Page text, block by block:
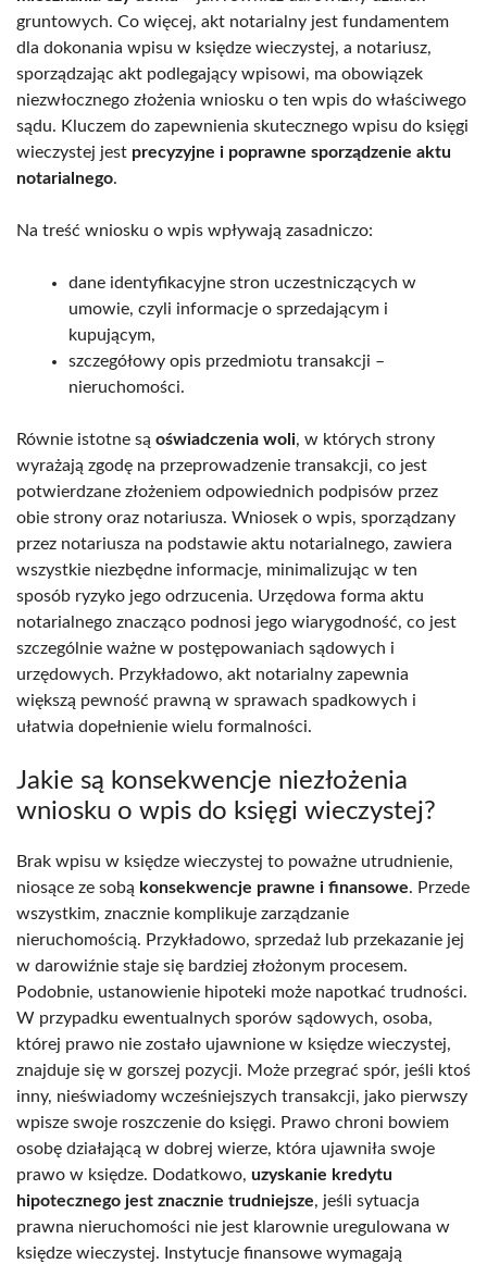
gruntowych. Co więcej, akt notarialny jest fundamentem
dla dokonania wpisu w księdze wieczystej, a notariusz,
sporządzając akt podlegający wpisowi, ma obowiązek
niezwłocznego złożenia wniosku o ten wpis do właściwego
sądu. Kluczem do zapewnienia skutecznego wpisu do księgi
wieczystej jest precyzyjne i poprawne sporządzenie aktu
notarialnego.
Na treść wniosku o wpis wpływają zasadniczo:
dane identyfikacyjne stron uczestniczących w
umowie, czyli informacje o sprzedającym i
kupującym,
szczegółowy opis przedmiotu transakcji –
nieruchomości.
Równie istotne są oświadczenia woli, w których strony
wyrażają zgodę na przeprowadzenie transakcji, co jest
potwierdzane złożeniem odpowiednich podpisów przez
obie strony oraz notariusza. Wniosek o wpis, sporządzany
przez notariusza na podstawie aktu notarialnego, zawiera
wszystkie niezbędne informacje, minimalizując w ten
sposób ryzyko jego odrzucenia. Urzędowa forma aktu
notarialnego znacząco podnosi jego wiarygodność, co jest
szczególnie ważne w postępowaniach sądowych i
urzędowych. Przykładowo, akt notarialny zapewnia
większą pewność prawną w sprawach spadkowych i
ułatwia dopełnienie wielu formalności.
Jakie są konsekwencje niezłożenia
wniosku o wpis do księgi wieczystej?
Brak wpisu w księdze wieczystej to poważne utrudnienie,
niosące ze sobą konsekwencje prawne i finansowe. Przede
wszystkim, znacznie komplikuje zarządzanie
nieruchomością. Przykładowo, sprzedaż lub przekazanie jej
w darowiźnie staje się bardziej złożonym procesem.
Podobnie, ustanowienie hipoteki może napotkać trudności.
W przypadku ewentualnych sporów sądowych, osoba,
której prawo nie zostało ujawnione w księdze wieczystej,
znajduje się w gorszej pozycji. Może przegrać spór, jeśli ktoś
inny, nieświadomy wcześniejszych transakcji, jako pierwszy
wpisze swoje roszczenie do księgi. Prawo chroni bowiem
osobę działającą w dobrej wierze, która ujawniła swoje
prawo w księdze. Dodatkowo, uzyskanie kredytu
hipotecznego jest znacznie trudniejsze, jeśli sytuacja
prawna nieruchomości nie jest klarownie uregulowana w
księdze wieczystej. Instytucje finansowe wymagają